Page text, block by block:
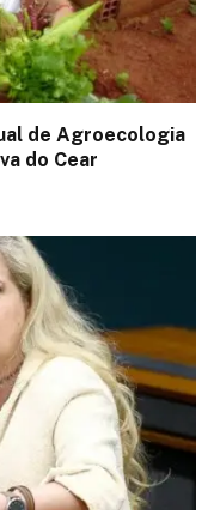
de Agroecologia
do Cear